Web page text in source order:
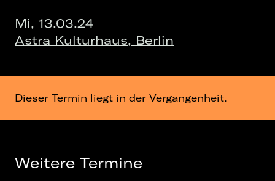
Mi, 13.03.24
Astra Kulturhaus, Berlin
Dieser Termin liegt in der Vergangenheit.
Weitere Termine